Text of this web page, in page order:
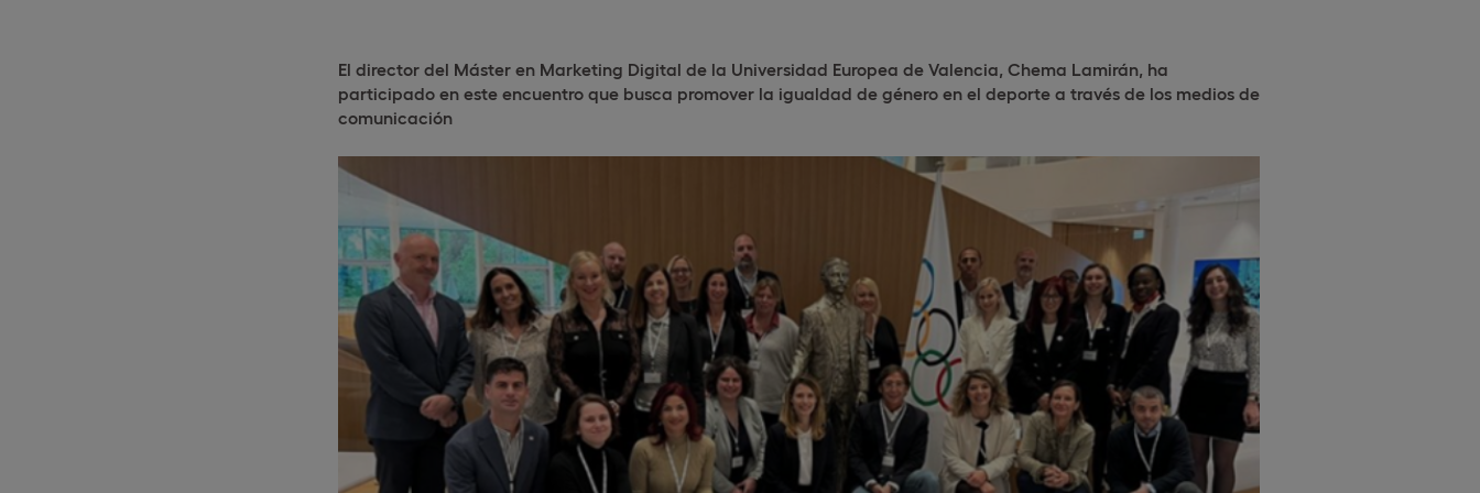
El director del Máster en Marketing Digital de la Universidad Europea de Valencia, Chema Lamirán, ha
participado en este encuentro que busca promover la igualdad de género en el deporte a través de los medios de
comunicación